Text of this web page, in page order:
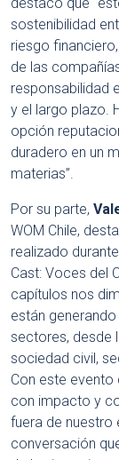
sostenibilidad
riesgo
de las
responsabilidad
y el largo plazo.
opción
duradero en un
materias”.
Por su parte,
WOM Chile,
realizado
Cast: Voces del
capítulos nos
están
sectores, desde
sociedad civil,
Con este
con impacto y
fuera de nuestro
conversación